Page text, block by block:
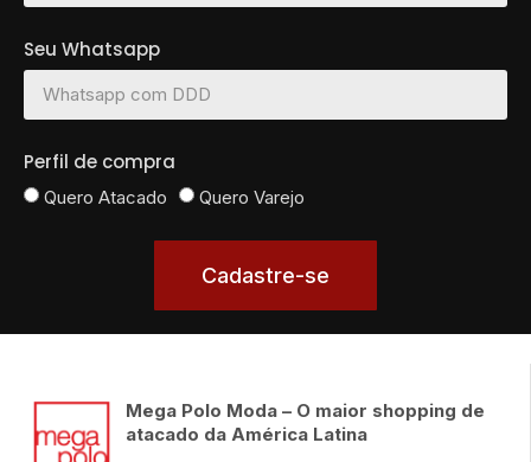
Seu Whatsapp
Perfil de compra
Quero Atacado Quero Varejo
Cadastre-se
Mega Polo Moda – O maior shopping de
atacado da América Latina